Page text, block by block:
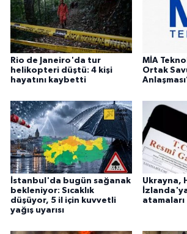
Rio de Janeiro'da tur
helikopteri düştü: 4 kişi
hayatını kaybetti
MİA
Ortak
İstanbul'da bugün sağanak
bekleniyor: Sıcaklık
düşüyor, 5 il için kuvvetli
yağış uyarısı
Ukrayna,
atamaları